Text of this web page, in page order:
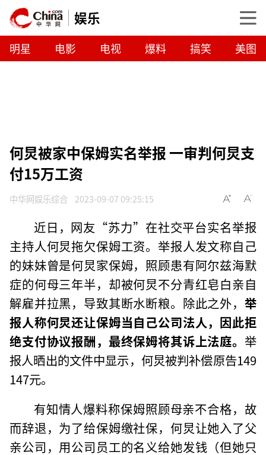
娱乐
明星 电影 电视 爆料 搞笑 美图
何炅被家中保姆实名举报 一审判何炅支
付15万工资
中华网娱乐综合 2023-09-07 09:25:15
近日，网友“苏力”在社交平台实名举报
主持人何炅拖欠保姆工资。举报人发文称自己
的妹妹曾是何炅家保姆，照顾患有阿尔兹海默
症的何母三年半，却被何炅不分青红皂白亲自
解雇并拉黑，导致其断水断粮。除此之外， 举
报人称何炅还让保姆当自己公司法人，因此拒
绝支付协议报酬，最终保姆将其诉上法庭。 举
报人晒出的文件中显示，何炅被判补偿原告149
147元。
有知情人爆料称保姆照顾母亲不合格，故
而辞退，为了给保姆缴社保，何炅让她入了父
亲公司，用公司员工的名义给她发钱（但她只